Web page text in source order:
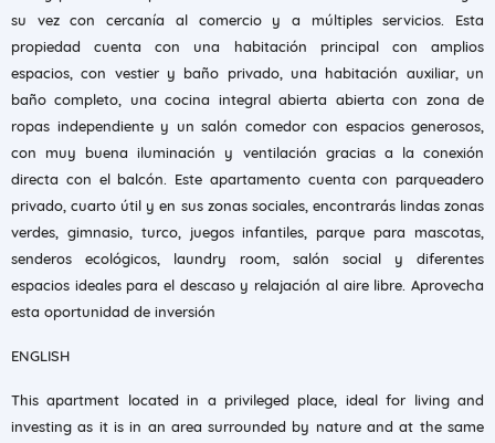
su vez con cercanía al comercio y a múltiples servicios. Esta
propiedad cuenta con una habitación principal con amplios
espacios, con vestier y baño privado, una habitación auxiliar, un
baño completo, una cocina integral abierta abierta con zona de
ropas independiente y un salón comedor con espacios generosos,
con muy buena iluminación y ventilación gracias a la conexión
directa con el balcón. Este apartamento cuenta con parqueadero
privado, cuarto útil y en sus zonas sociales, encontrarás lindas zonas
verdes, gimnasio, turco, juegos infantiles, parque para mascotas,
senderos ecológicos, laundry room, salón social y diferentes
espacios ideales para el descaso y relajación al aire libre. Aprovecha
esta oportunidad de inversión
ENGLISH
This apartment located in a privileged place, ideal for living and
investing as it is in an area surrounded by nature and at the same